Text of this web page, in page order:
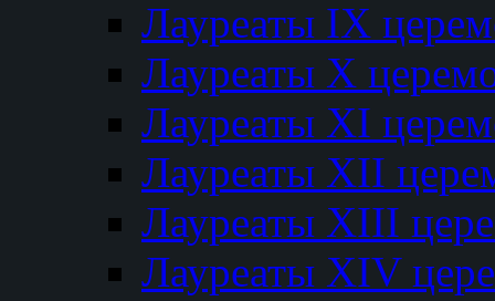
Лауреаты IX
Лауреаты Х
Лауреаты XI
Лауреаты XII
Лауреаты XIII
Лауреаты XIV